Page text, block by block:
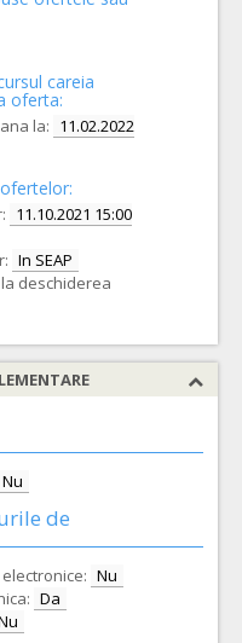
careia
oferta:
la: 11.02.2022
11.10.2021 15:00
In SEAP
deschiderea
Nu
de
Nu
Da